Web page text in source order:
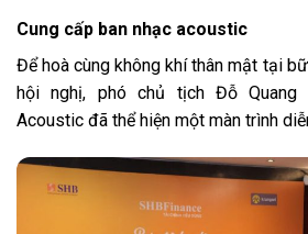
Cung cấp ban nhạc acoustic
Để hoà cùng không khí thân mật tại
hội nghị, phó chủ tịch Đỗ Quang
Acoustic đã thể hiện một màn trình